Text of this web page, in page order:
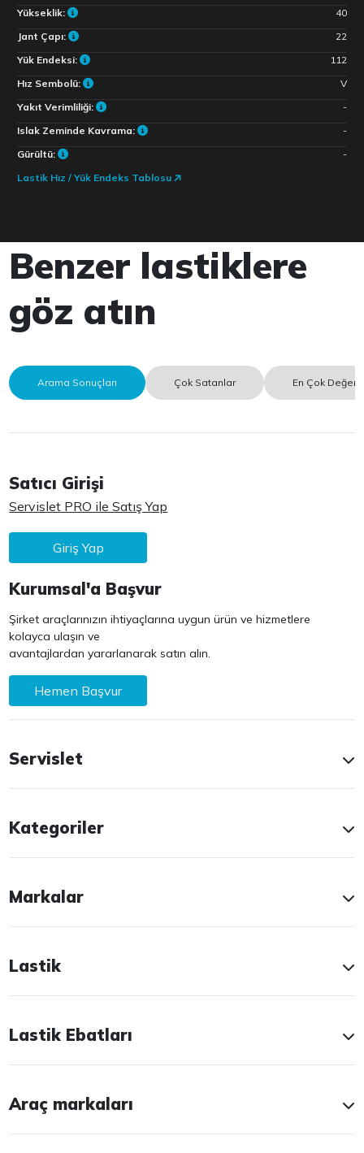
Yükseklik:
40
Jant Çapı:
22
Yük Endeksi:
112
Hız Sembolü:
V
Yakıt Verimliliği:
-
Islak Zeminde Kavrama:
-
Gürültü:
-
Lastik Hız / Yük Endeks Tablosu
Benzer lastiklere
göz atın
Arama Sonuçları Çok Satanlar En Çok
Satıcı Girişi
Servislet PRO ile Satış Yap
Giriş Yap
Kurumsal'a Başvur
Şirket araçlarınızın ihtiyaçlarına uygun ürün ve hizmetlere
kolayca ulaşın ve
avantajlardan yararlanarak satın alın.
Hemen Başvur
Servislet
Kategoriler
Markalar
Lastik
Lastik Ebatları
Araç markaları